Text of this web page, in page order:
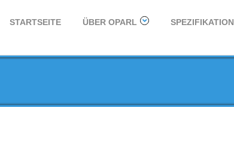
STARTSEITE ÜBER OPARL SPEZIFIKATION